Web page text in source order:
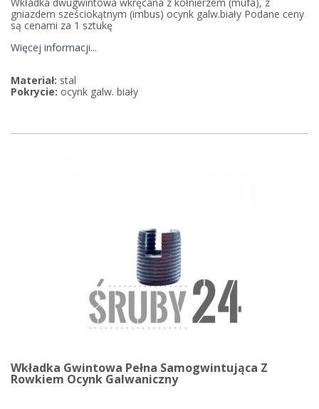
gniazdem sześciokątnym (imbus) ocynk galw.biały Podane ceny
są cenami za 1 sztukę
Więcej informacji...
Materiał: stal
Pokrycie: ocynk galw. biały
Wkładka Gwintowa Pełna Samogwintująca Z
Rowkiem Ocynk Galwaniczny